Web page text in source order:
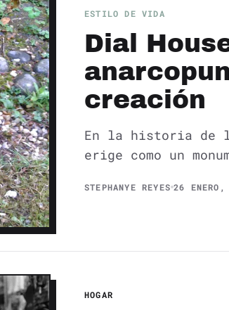
ESTILO DE VIDA
Dial
creación
En la historia de
erige como un
STEPHANYE REYES 26
HOGAR